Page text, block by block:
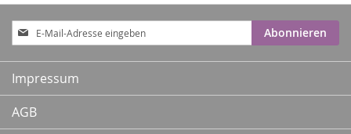
Anmeldung
zum
Newsletter:
Abonnieren
Impressum
AGB